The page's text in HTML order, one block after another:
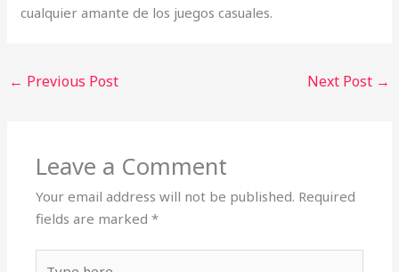
cualquier amante de los juegos casuales.
← Previous Post Next Post →
Leave a Comment
Your email address will not be published. Required
fields are marked*